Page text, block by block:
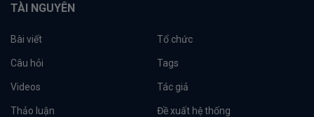
TÀI NGUYÊN
Bài viết Tổ chức
Câu hỏi Tags
Videos Tác giả
Thảo luận Đề xuất hệ thống